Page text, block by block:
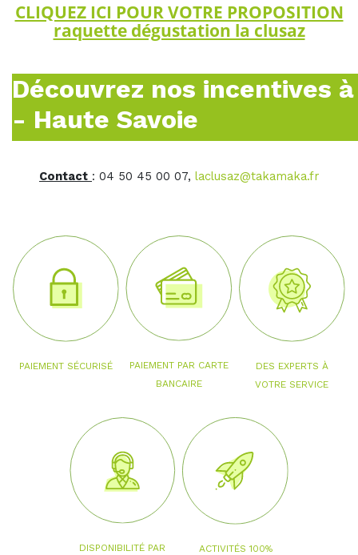
CLIQUEZ ICI POUR VOTRE PROPOSITION
raquette dégustation la clusaz
Découvrez nos incentives
- Haute Savoie
Contact : 04 50 45 00 07, laclusaz@takamaka.fr
PAIEMENT SÉCURISÉ
PAIEMENT PAR CARTE
BANCAIRE
DES EXPERTS À
VOTRE SERVICE
DISPONIBILITÉ PAR
ACTIVITÉS 100%